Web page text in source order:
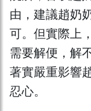
由，建議趙奶
可。但實際上
需要解便，解
著實嚴重影響
忍心。